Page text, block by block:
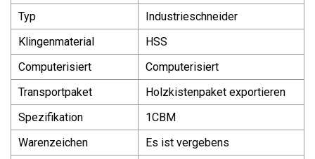
Typ
Industrieschneider
Klingenmaterial
HSS
Computerisiert
Computerisiert
Transportpaket
Holzkistenpaket exportieren
Spezifikation
1CBM
Warenzeichen
Es ist vergebens